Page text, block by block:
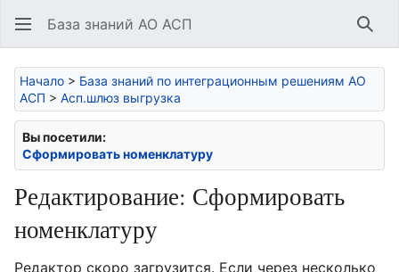
База знаний АО АСП
Начало > База знаний по интеграционным решениям АО
АСП > Асп.шлюз выгрузка
Вы посетили:
Сформировать номенклатуру
Редактирование: Сформировать
номенклатуру
Редактор скоро загрузится. Если через несколько